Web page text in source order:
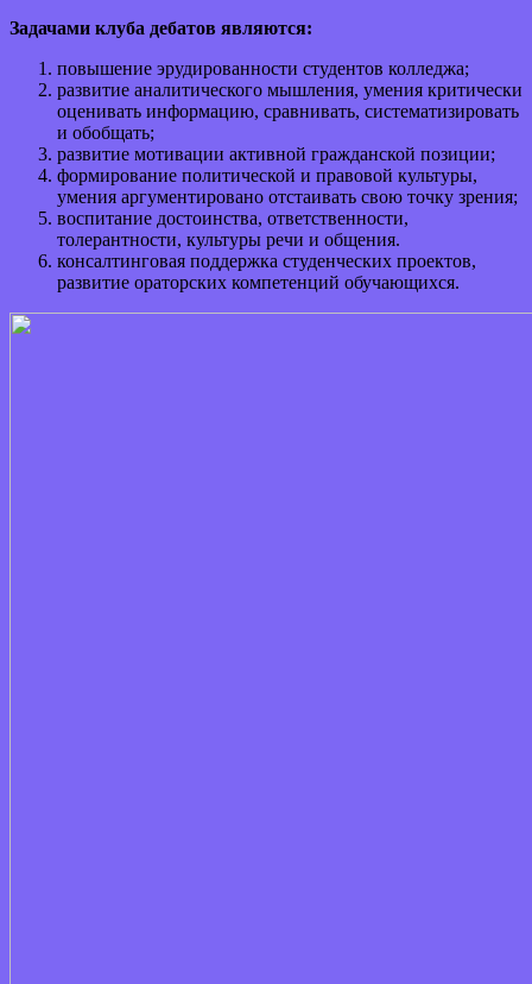
Задачами клуба дебатов являются:
повышение эрудированности студентов колледжа;
развитие аналитического мышления, умения критически
оценивать информацию, сравнивать, систематизировать
и обобщать;
развитие мотивации активной гражданской позиции;
формирование политической и правовой культуры,
умения аргументировано отстаивать свою точку зрения;
воспитание достоинства, ответственности,
толерантности, культуры речи и общения.
консалтинговая поддержка студенческих проектов,
развитие ораторских компетенций обучающихся.